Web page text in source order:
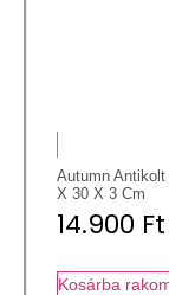
Autumn
X 30 X 3 Cm
14.900 Ft
Kosárba